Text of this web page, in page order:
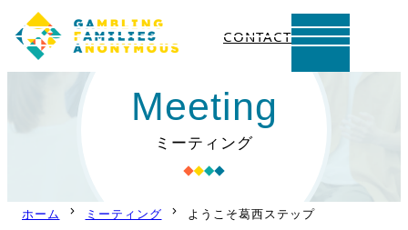
CONTACT
Meeting
ミーティング
ホーム ミーティング ようこそ葛西ステップ